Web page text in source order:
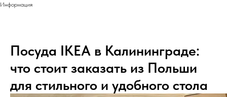
Информация
Посуда IKEA в Калининграде:
что стоит заказать из Польши
для стильного и удобного стола